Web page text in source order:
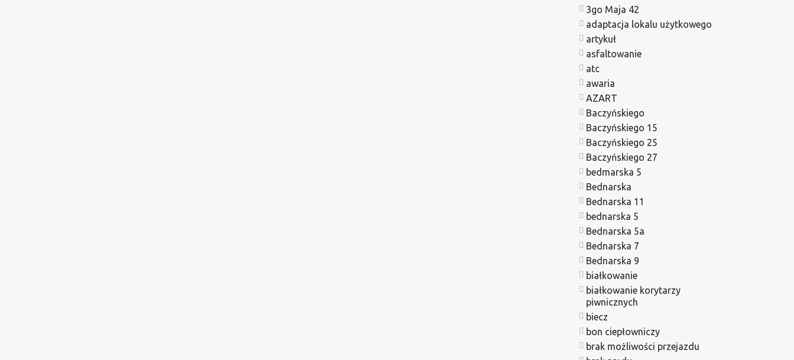
3go Maja 42
adaptacja lokalu użytkowego
artykuł
asfaltowanie
atc
awaria
AZART
Baczyńskiego
Baczyńskiego 15
Baczyńskiego 25
Baczyńskiego 27
bedmarska 5
Bednarska
Bednarska 11
bednarska 5
Bednarska 5a
Bednarska 7
Bednarska 9
białkowanie
białkowanie korytarzy
piwnicznych
biecz
bon ciepłowniczy
brak możliwości przejazdu